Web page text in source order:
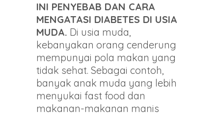
INI PENYEBAB DAN CARA
MENGATASI DIABETES DI USIA
MUDA. Di usia muda,
kebanyakan orang cenderung
mempunyai pola makan yang
tidak sehat. Sebagai contoh,
banyak anak muda yang lebih
menyukai fast food dan
makanan-makanan manis